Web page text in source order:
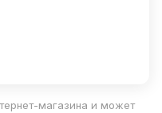
магазина и может